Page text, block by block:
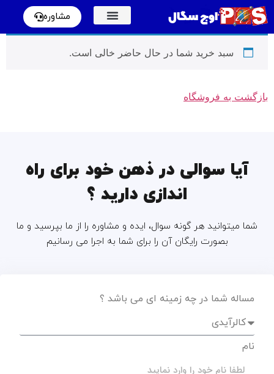
اوج سگال مشاوره سبد خرید
سبد خرید شما در حال حاضر خالی است.
بازگشت به فروشگاه
آیا سوالی در ذهن خود برای راه
اندازی دارید ؟
شما میتوانید هر گونه سوال، ایده و مشاوره را از ما بپرسید و ما
بصورت رایگان آن را برای شما به اجرا می رسانیم
مساله شما در چه زمینه ای می باشد ؟
نام